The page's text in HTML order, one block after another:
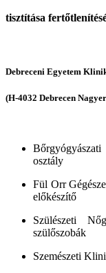
tisztítása
Debreceni Egyetem
(H-4032 Debrecen
osztály
Fül Orr
előkészítő
Szülészeti
szülőszobák
Szemészeti